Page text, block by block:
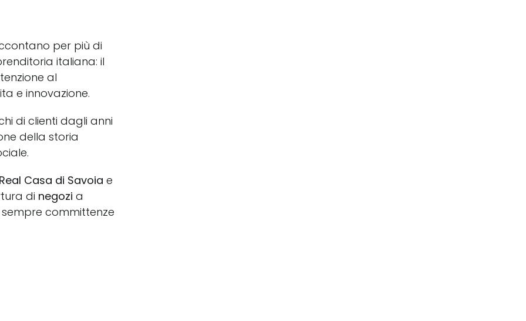
per più di
italiana: il
al
e innovazione.
di clienti dagli anni
della storia
Casa di Savoia e
di negozi a
sempre committenze